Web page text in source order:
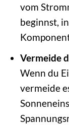
vom
beginnst,
Vermeide
Wenn du
vermeide